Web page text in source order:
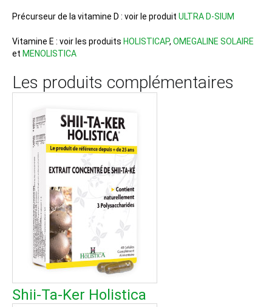
Précurseur de la vitamine D : voir le produit ULTRA D-SIUM
Vitamine E : voir les produits HOLISTICAP, OMEGALINE SOLAIRE
et MENOLISTICA
Les produits complémentaires
Shii-Ta-Ker Holistica